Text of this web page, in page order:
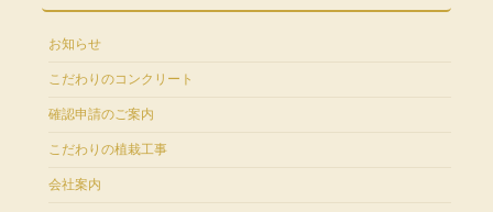
お知らせ
こだわりのコンクリート
確認申請のご案内
こだわりの植栽工事
会社案内